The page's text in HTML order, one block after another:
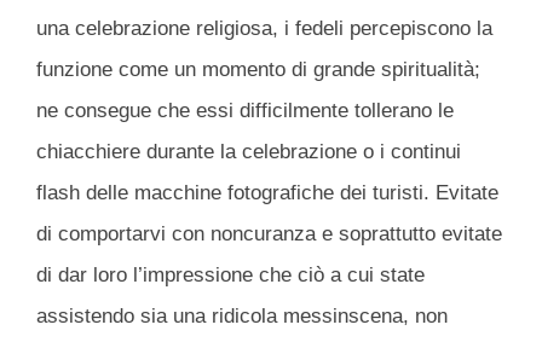
una celebrazione religiosa, i fedeli percepiscono la
funzione come un momento di grande spiritualità;
ne consegue che essi difficilmente tollerano le
chiacchiere durante la celebrazione o i continui
flash delle macchine fotografiche dei turisti. Evitate
di comportarvi con noncuranza e soprattutto evitate
di dar loro l’impressione che ciò a cui state
assistendo sia una ridicola messinscena, non